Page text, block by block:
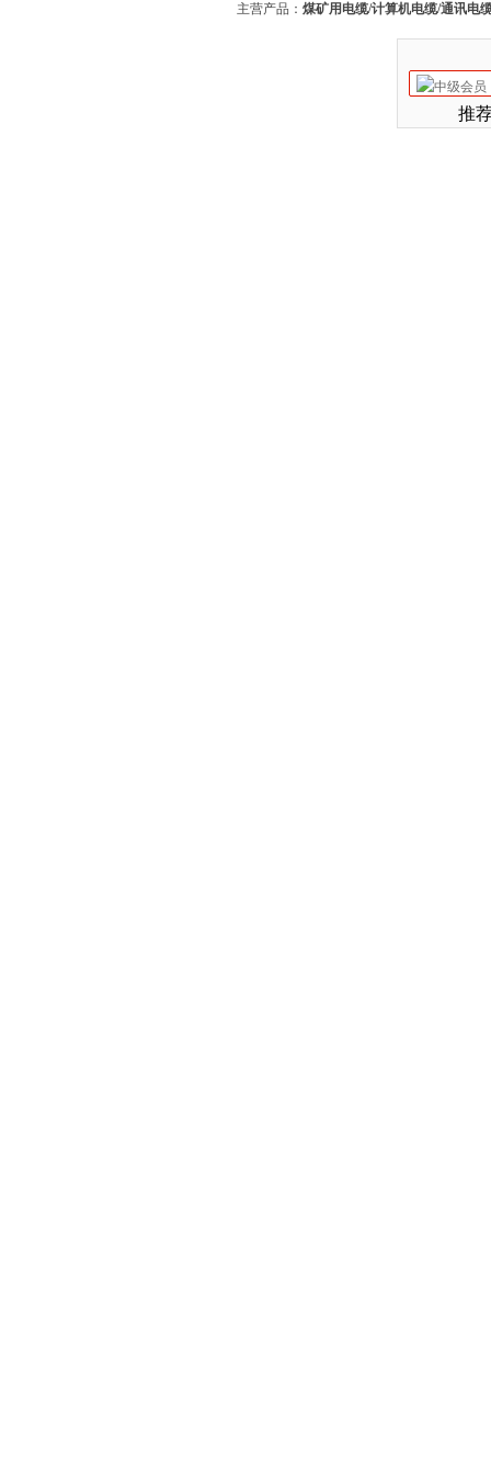
主营产品： 煤矿用电缆/计算机电缆/通讯电
推